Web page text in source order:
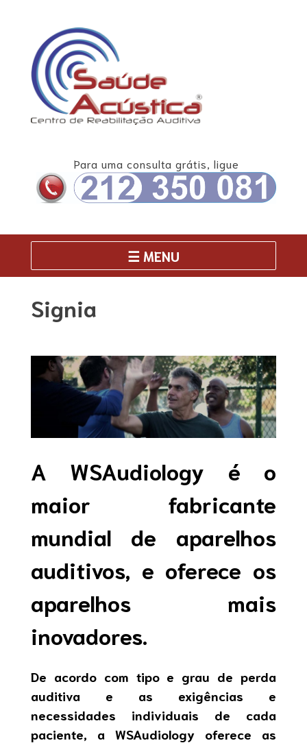
Para uma consulta grátis, ligue
☰ MENU
Signia
A WSAudiology é o
maior fabricante
mundial de aparelhos
auditivos, e oferece os
aparelhos mais
inovadores.
De acordo com tipo e grau de perda
auditiva e as exigências e
necessidades individuais de cada
paciente, a WSAudiology oferece as